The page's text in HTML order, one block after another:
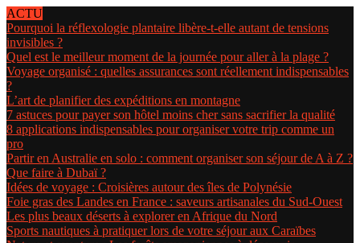
ACTU
Pourquoi la réflexologie plantaire libère-t-elle autant de tensions
invisibles ?
Quel est le meilleur moment de la journée pour aller à la plage ?
Voyage organisé : quelles assurances sont réellement indispensables
?
L’art de planifier des expéditions en montagne
7 astuces pour payer son hôtel moins cher sans sacrifier la qualité
8 applications indispensables pour organiser votre trip comme un
pro
Partir en Australie en solo : comment organiser son séjour de A à Z ?
Que faire à Dubaï ?
Idées de voyage : Croisières autour des îles de Polynésie
Foie gras des Landes en France : saveurs artisanales du Sud-Ouest
Les plus beaux déserts à explorer en Afrique du Nord
Sports nautiques à pratiquer lors de votre séjour aux Caraïbes